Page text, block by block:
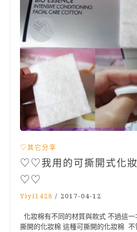
♡其它分享
♡♡我用的可撕開式化
♡♡
Yiyi1428 / 2017-04-12
化妝棉有不同的材質與款式 不過這
撕開的化妝棉 這種可撕開的化妝棉 不